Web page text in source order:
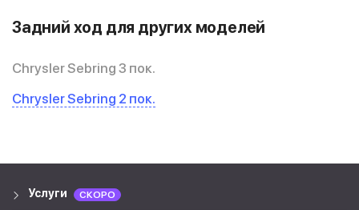
Задний ход для других моделей
Chrysler Sebring 3 пок.
Chrysler Sebring 2 пок.
Услуги СКОРО